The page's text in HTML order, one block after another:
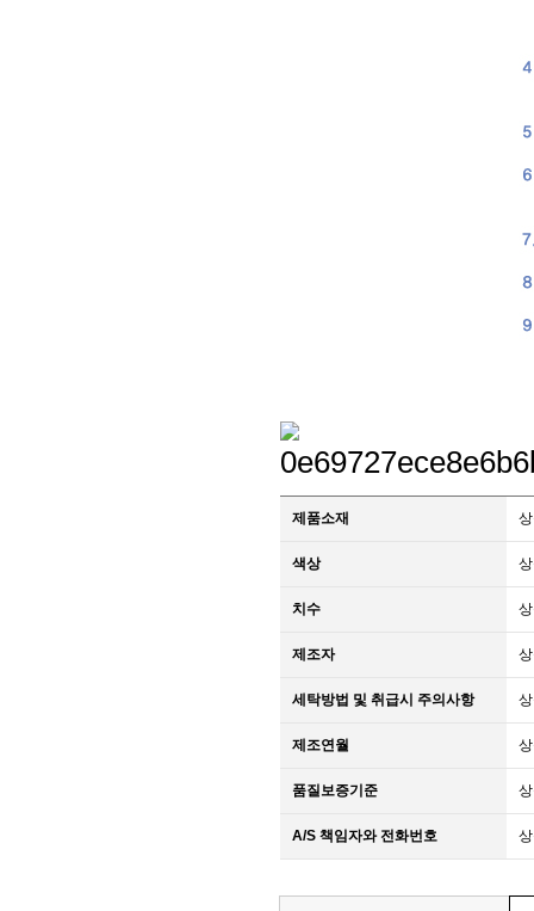
제품소재
색상
치수
제조자
세탁방법 및 취급시 주의사항
제조연월
품질보증기준
A/S 책임자와 전화번호